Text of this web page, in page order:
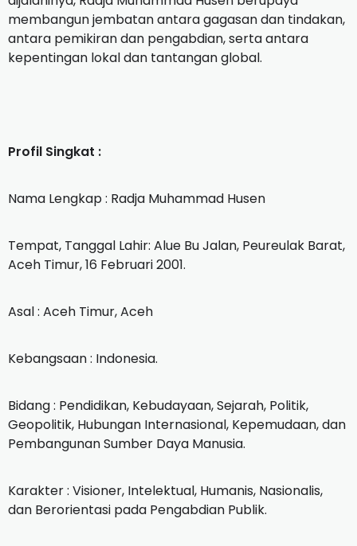
membangun jembatan antara gagasan dan tindakan,
antara pemikiran dan pengabdian, serta antara
kepentingan lokal dan tantangan global.
Profil Singkat :
‎Nama Lengkap : Radja Muhammad Husen
‎Tempat, Tanggal Lahir: Alue Bu Jalan, Peureulak Barat,
Aceh Timur, 16 Februari 2001.
‎Asal : Aceh Timur, Aceh
‎Kebangsaan : Indonesia.
‎Bidang : Pendidikan, Kebudayaan, Sejarah, Politik,
Geopolitik, Hubungan Internasional, Kepemudaan, dan
Pembangunan Sumber Daya Manusia.
‎Karakter : Visioner, Intelektual, Humanis, Nasionalis,
dan Berorientasi pada Pengabdian Publik.